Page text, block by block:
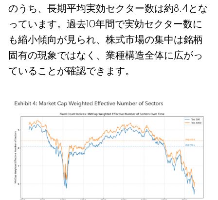
のうち、長期平均実効セクター数は約8.4とな
っています。過去10年間で実効セクター数に
も縮小傾向が見られ、株式市場の集中は銘柄
固有の現象ではなく、業種構造全体に広がっ
ていることが確認できます。